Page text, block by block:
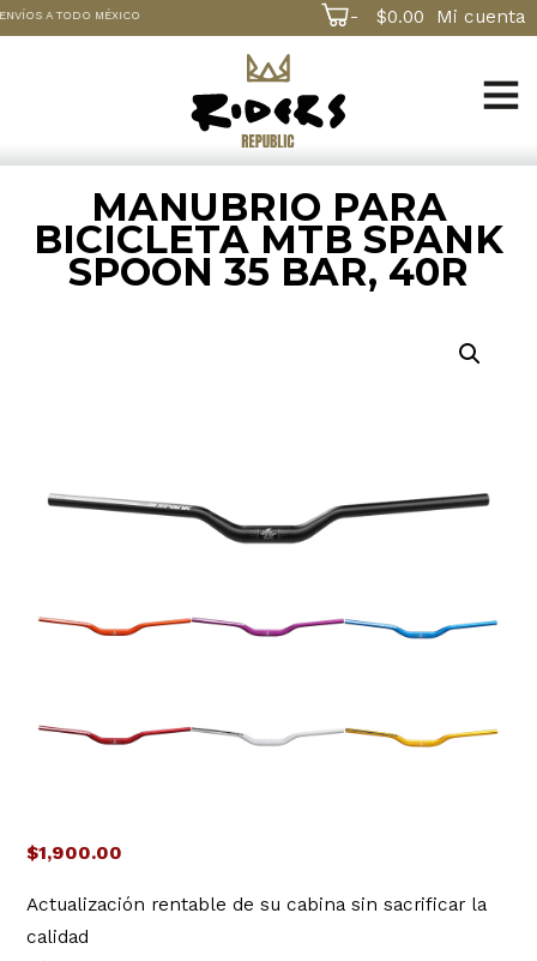
- $0.00 Mi cuenta
A TODO MÉXICO
MANUBRIO PARA
BICICLETA MTB SPANK
SPOON 35 BAR, 40R
$1,900.00
Actualización rentable de su cabina sin sacrificar la
calidad